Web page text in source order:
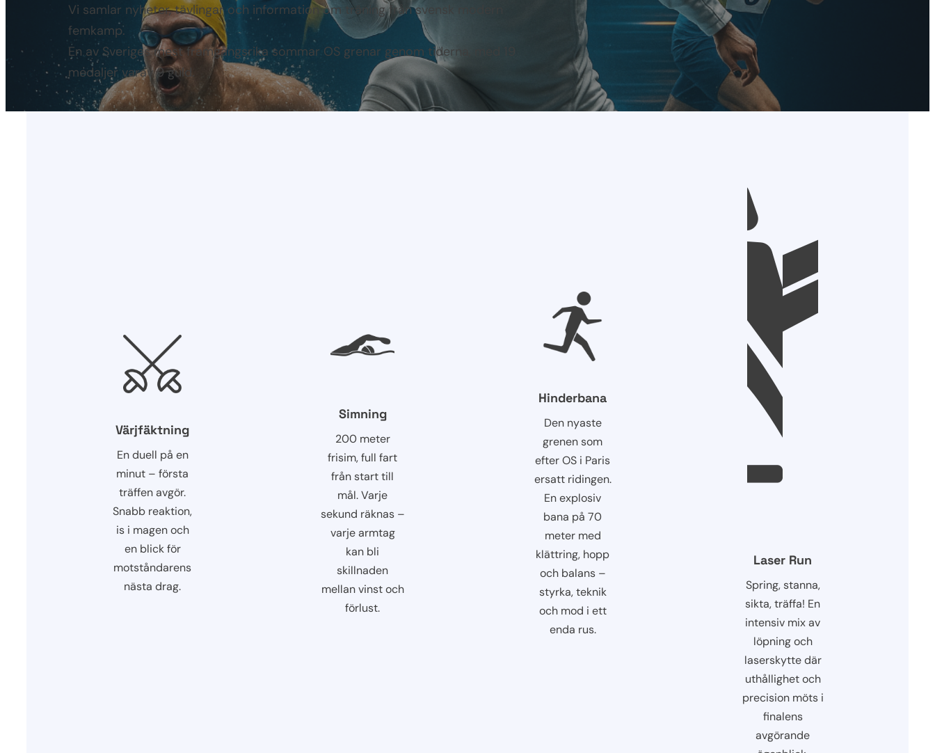
Vi samlar nyheter, tävlingar och information om träning från svensk modern
femkamp.
En av Sveriges mest framgångsrika sommar OS grenar genom tiderna, med 19
medaljer varav 9 guld.
Värjfäktning
En duell på en
minut – första
träffen avgör.
Snabb reaktion,
is i magen och
en blick för
motståndarens
nästa drag.
Simning
200 meter
frisim, full fart
från start till
mål. Varje
sekund räknas –
varje armtag
kan bli
skillnaden
mellan vinst och
förlust.
Hinderbana
Den nyaste
grenen som
efter OS i Paris
ersatt ridingen.
En explosiv
bana på 70
meter med
klättring, hopp
och balans –
styrka, teknik
och mod i ett
enda rus.
Laser Run
Spring, stanna,
sikta, träffa! En
intensiv mix av
löpning och
laserskytte där
uthållighet och
precision möts i
finalens
avgörande